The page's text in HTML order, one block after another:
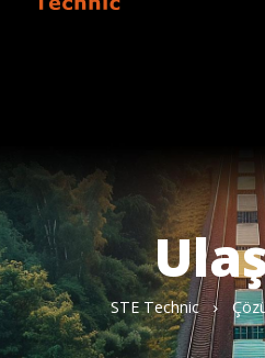
STE Technic